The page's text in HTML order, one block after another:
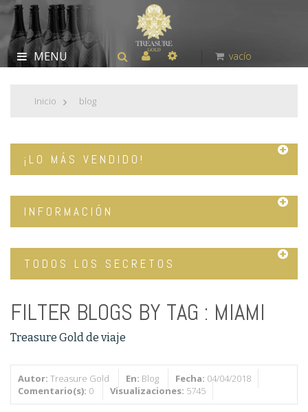
vacío
MENU
Inicio > blog
¡LO MÁS VENDIDO!
INFORMACIÓN
TODOS LOS SECRETOS
FILTER BLOGS BY TAG : MIAMI
Treasure Gold de viaje
Autor: Treasure Gold En: Blog Fecha: 04/04/2018
Comentario(s): 0 Visualizaciones: 5745